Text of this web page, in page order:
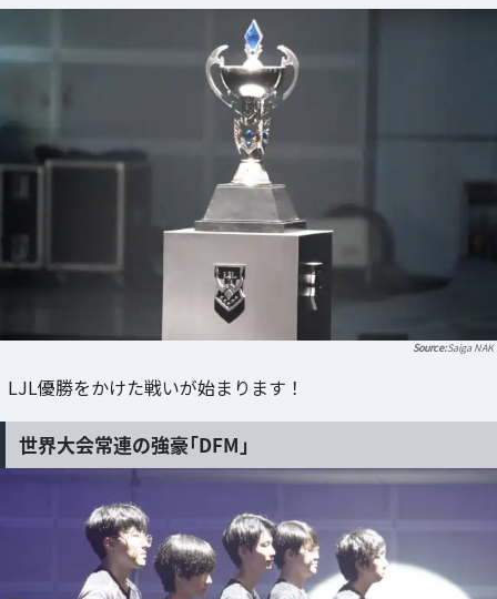
Saiga NAK
LJL優勝をかけた戦いが始まります！
世界大会常連の強豪「DFM」